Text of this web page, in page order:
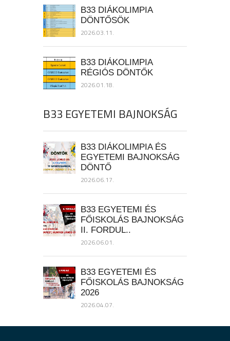
B33 DIÁKOLIMPIA
DÖNTŐSÖK
2026.03.11.
B33 DIÁKOLIMPIA
RÉGIÓS DÖNTŐK
2026.01.18.
B33 EGYETEMI BAJNOKSÁG
B33 DIÁKOLIMPIA ÉS
EGYETEMI BAJNOKSÁG
DÖNTŐ
2026.06.17.
B33 EGYETEMI ÉS
FŐISKOLÁS BAJNOKSÁG
II. FORDUL..
2026.06.01.
B33 EGYETEMI ÉS
FŐISKOLÁS BAJNOKSÁG
2026
2026.04.07.